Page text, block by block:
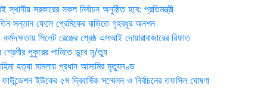
সরকারের সকল নির্বাচন অনুষ্ঠিত হবে: প্রতিমন্ত্রী
সন্তান ফেলে প্রেমিকের বাড়িতে গৃহবধূর অনশন
সিলেট রেঞ্জের শ্রেষ্ঠ এসআই দোয়ারাবাজারের রিফাত
শ্রেণীর পুকুরের পানিতে ডুবে মৃ/ত্যু
হত্যা মামলায় প্রধান আসামির মৃত্যুদণ্ড
ইউকের ৫ম দ্বিবার্ষিক সম্মেলন ও নির্বাচনের তফসিল ঘোষণা